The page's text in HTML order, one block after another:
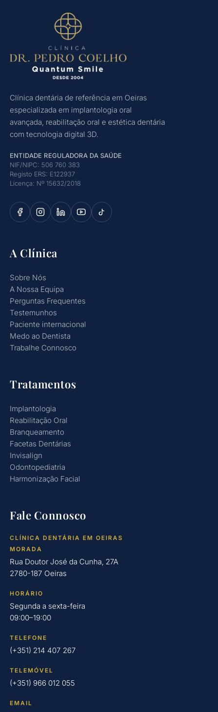
Clínica dentária de referência em Oeiras
especializada em implantologia oral
avançada, reabilitação oral e estética dentária
com tecnologia digital 3D.
ENTIDADE REGULADORA DA SAÚDE
NIF/NIPC: 506 760 383
Registo ERS: E122937
Licença: Nº 15632/2018
A Clínica
Sobre Nós
A Nossa Equipa
Perguntas Frequentes
Testemunhos
Paciente internacional
Medo ao Dentista
Trabalhe Connosco
Tratamentos
Implantologia
Reabilitação Oral
Branqueamento
Facetas Dentárias
Invisalign
Odontopediatria
Harmonização Facial
Fale Connosco
CLÍNICA DENTÁRIA EM OEIRAS
MORADA
Rua Doutor José da Cunha, 27A
2780-187 Oeiras
HORÁRIO
Segunda a sexta-feira
09:00–19:00
TELEFONE
(+351) 214 407 267
TELEMÓVEL
(+351) 966 012 055
EMAIL